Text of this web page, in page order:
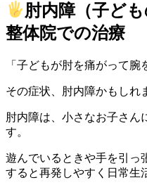
肘内障（子ど
整体院での治療
「子どもが肘を痛がって腕
その症状、 肘内障かもしれ
肘内障は、 小さなお子さん
す。
遊んでいるときや手を引っ
すると再発しやすく日常生